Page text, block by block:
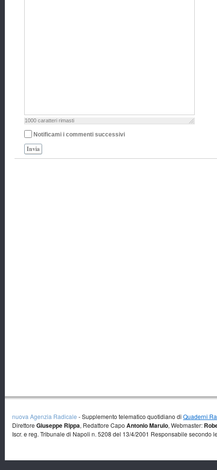
1000 caratteri rimasti
Notificami i commenti successivi
Invia
nuova Agenzia Radicale - Supplemento telematico quotidiano di Quaderni
Direttore Giuseppe Rippa, Redattore Capo Antonio Marulo, Webmaster:
Iscr. e reg. Tribunale di Napoli n. 5208 del 13/4/2001 Responsabile secondo